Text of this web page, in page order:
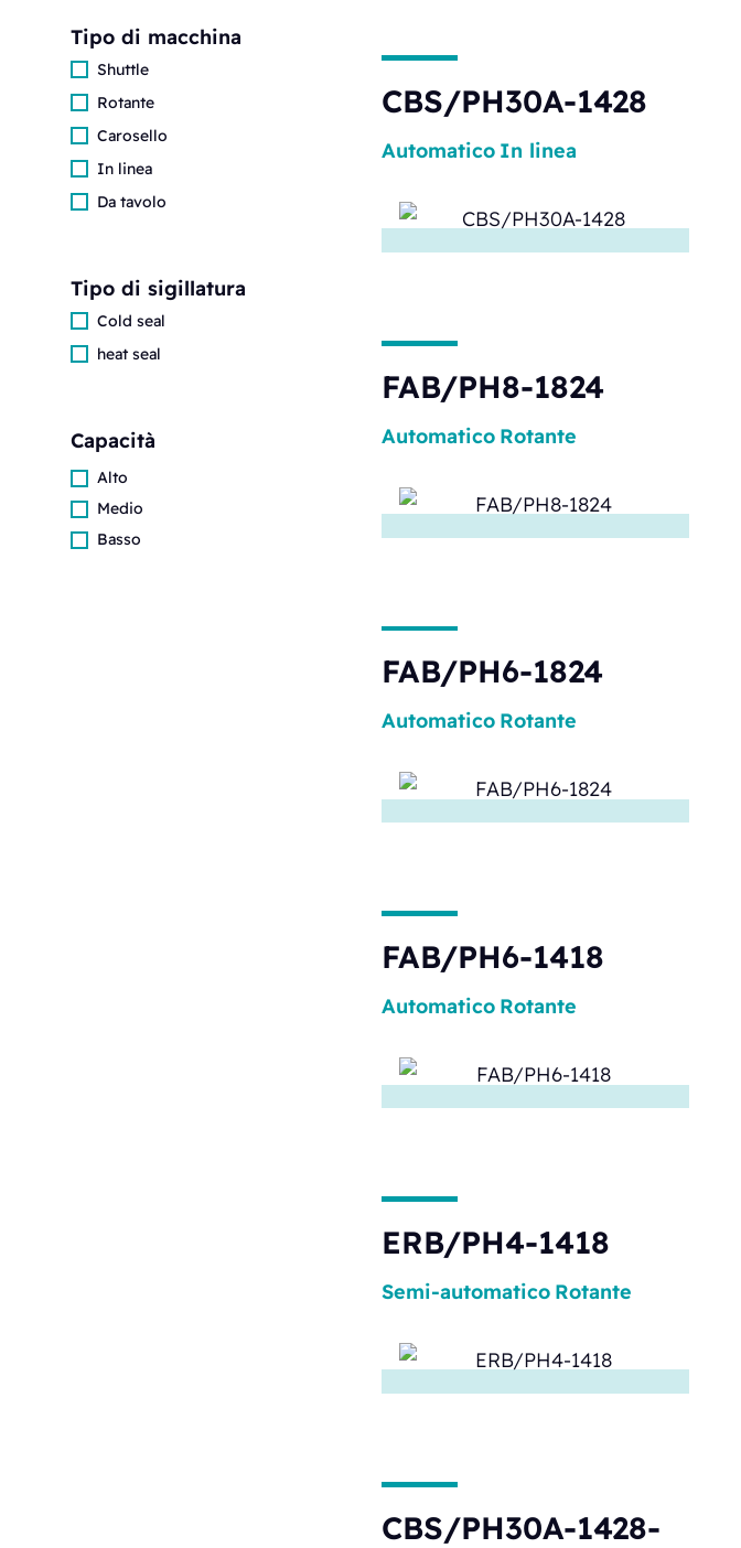
Tipo di macchina
Shuttle
Rotante
Carosello
In linea
Da tavolo
Tipo di sigillatura
Cold seal
heat seal
Capacità
Alto
Medio
Basso
CBS/PH30A-1428
Automatico In linea
FAB/PH8-1824
Automatico Rotante
FAB/PH6-1824
Automatico Rotante
FAB/PH6-1418
Automatico Rotante
ERB/PH4-1418
Semi-automatico Rotante
CBS/PH30A-1428-